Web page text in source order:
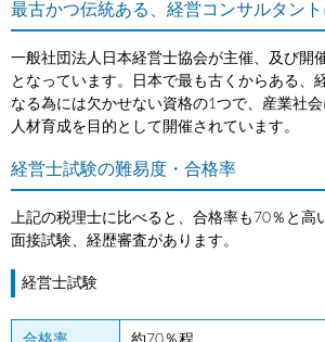
最古かつ伝統ある、経営コンサルタン
一般社団法人日本経営士協会が主催、及び開
となっています。日本で最も古くからある、
なる為には欠かせない資格の1つで、産業社
人材育成を目的として開催されています。
経営士試験の難易度・合格率
上記の税理士に比べると、合格率も70％と高
面接試験、経歴審査があります。
経営士試験